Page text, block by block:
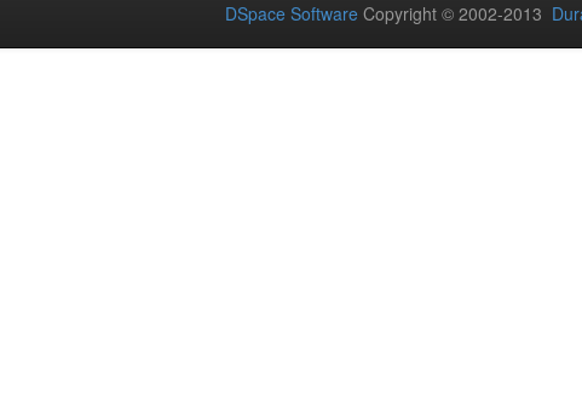
DSpace Software Copyright © 2002-2013